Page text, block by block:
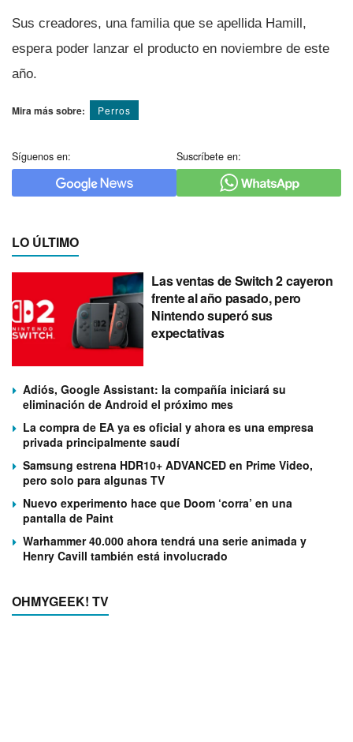
Sus creadores, una familia que se apellida Hamill,
espera poder lanzar el producto en noviembre de este
año.
Mira más sobre: Perros
Síguenos en: Suscríbete en:
LO ÚLTIMO
Las ventas de Switch 2 cayeron
frente al año pasado, pero
Nintendo superó sus
expectativas
Adiós, Google Assistant: la compañía iniciará su
eliminación de Android el próximo mes
La compra de EA ya es oficial y ahora es una empresa
privada principalmente saudí
Samsung estrena HDR10+ ADVANCED en Prime Video,
pero solo para algunas TV
Nuevo experimento hace que Doom ‘corra’ en una
pantalla de Paint
Warhammer 40.000 ahora tendrá una serie animada y
Henry Cavill también está involucrado
OHMYGEEK! TV